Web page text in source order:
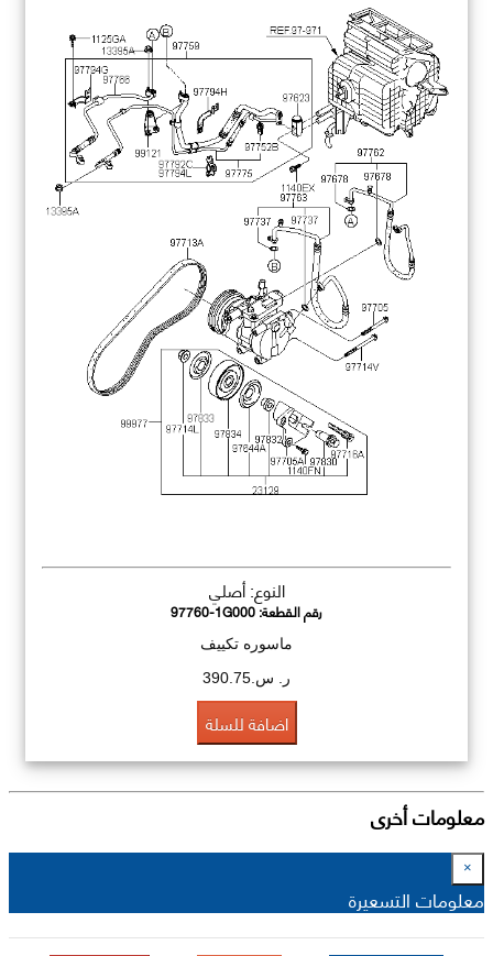
النوع: أصلي
رقم القطعة:97760-1G000
ماسوره تكييف
ر. س.390.75
اضافة للسلة
معلومات أخرى
×
معلومات التسعيرة